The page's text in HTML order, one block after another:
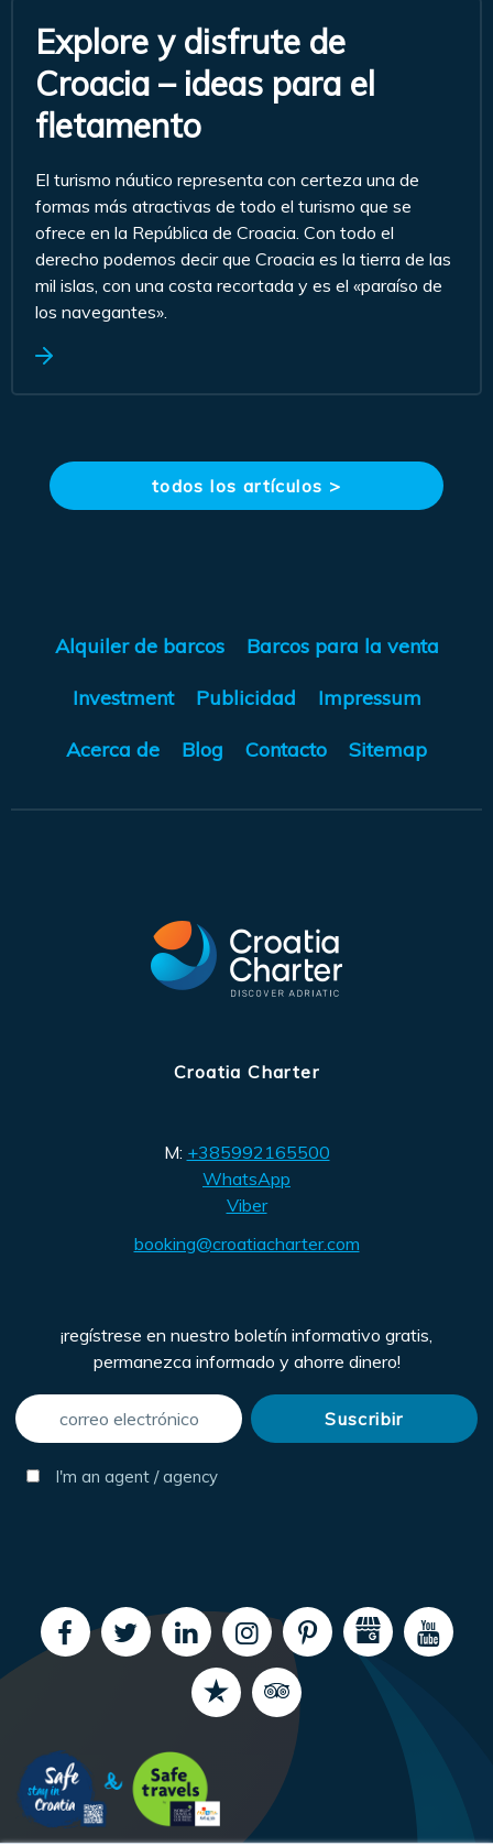
Explore y disfrute de
Croacia – ideas para el
fletamento
El turismo náutico representa con certeza una de
formas más atractivas de todo el turismo que se
ofrece en la República de Croacia. Con todo el
derecho podemos decir que Croacia es la tierra de las
mil islas, con una costa recortada y es el «paraíso de
los navegantes».
todos los artículos >
Alquiler de barcos Barcos para la venta
Investment Publicidad Impressum
Acerca de Blog Contacto Sitemap
Croatia Charter
M: +385992165500
WhatsApp
Viber
booking@croatiacharter.com
¡regístrese en nuestro boletín informativo gratis,
permanezca informado y ahorre dinero!
I'm an agent / agency